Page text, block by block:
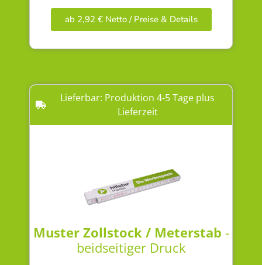
ab 2,92 € Netto / Preise & Details
Lieferbar: Produktion 4-5 Tage plus
Lieferzeit
Muster Zollstock / Meterstab -
beidseitiger Druck